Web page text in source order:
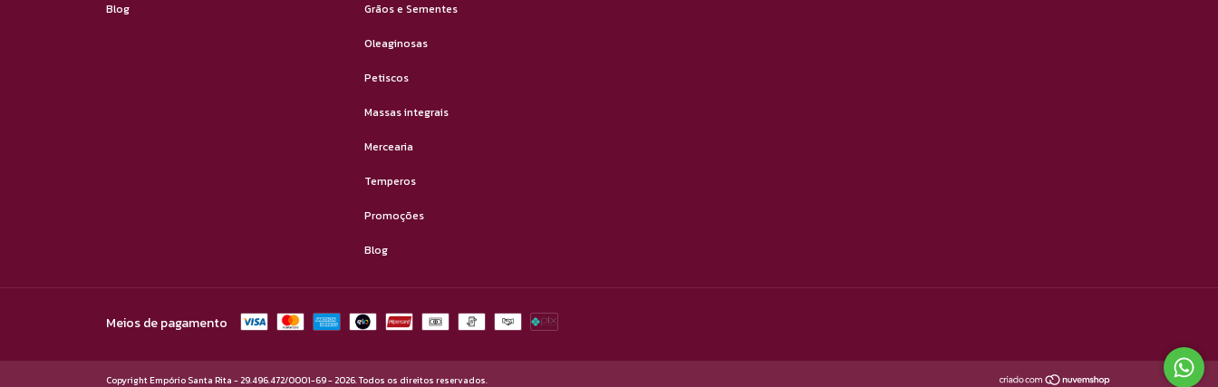
Blog Grãos e Sementes
Oleaginosas
Petiscos
Massas integrais
Mercearia
Temperos
Promoções
Blog
Meios de pagamento
Copyright Empório Santa Rita - 29.496.472/0001-69 - 2026. Todos os direitos reservados.